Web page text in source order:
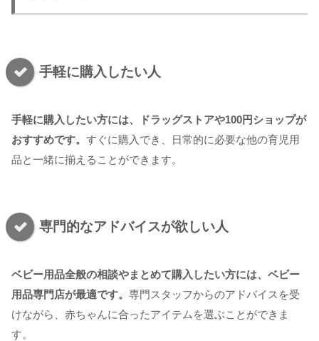
手軽に購入したい人
手軽に購入したい方には、ドラッグストアや100円ショップが
おすすめです。 すぐに購入でき、日常的に必要な他の育児用
品と一緒に揃えることができます。
専門的なアドバイスが欲しい人
ベビー用品全般の相談やまとめて購入したい方には、ベビー
用品専門店が最適です。 専門スタッフからのアドバイスを受
けながら、赤ちゃんに合ったアイテムを選ぶことができま
す。